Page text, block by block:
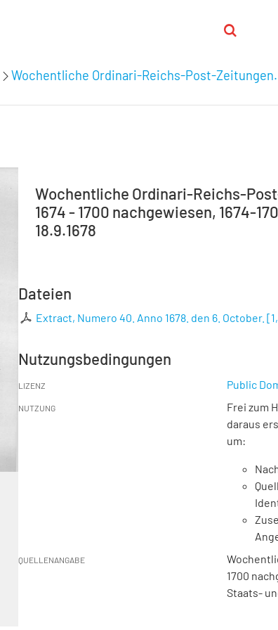
Wochentliche Ordinari-Reichs-Post-Zeitungen.
Wochentliche Ordinari-Reichs-
1674 - 1700 nachgewiesen, 1674-
18.9.1678
Dateien
Extract, Numero 40. Anno 1678. den 6. October. [
Nutzungsbedingungen
LIZENZ Public
NUTZUNG
Frei zum
daraus
um:
QUELLENANGABE
1700
Staats-